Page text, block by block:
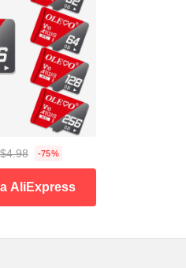
$4.98 -75%
AliExpress